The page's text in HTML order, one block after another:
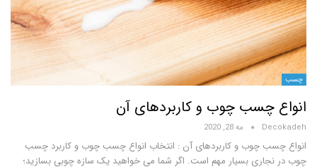
چسب چوب و کاربردهای آن
مه 28, 2020
چوب و کاربردهای آن : انتخاب انواع چسب چوب و کاربرد چسب
بسیار مهم است. اگر شما می خواهید یک سازه چوبی بسازید؛